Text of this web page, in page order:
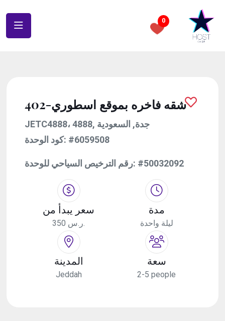
0
402-شقه فاخره بموقع اسطوري
JETC4888، 4888, جدة, السعودية
كود الوحدة: #6059508
رقم الترخيص السياحي للوحدة: #50032092
سعر يبدأ من
350 ر.س.
مدة
ليلة واحدة
المدينة
Jeddah
سعة
2-5 people